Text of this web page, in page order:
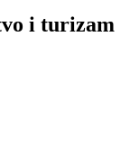
i turizam